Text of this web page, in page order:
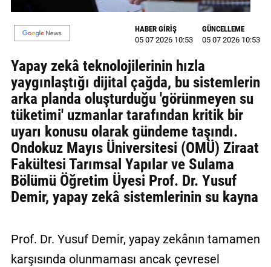
ULAŞIN
Künye
İletişim
Gizlilik
Politikası
HABER GİRİŞ
05 07 2026 10:53
GÜNCELLEME
05 07 2026 10:53
Yapay zekâ teknolojilerinin hızla
yaygınlaştığı dijital çağda, bu sistemlerin
arka planda oluşturduğu 'görünmeyen su
tüketimi' uzmanlar tarafından kritik bir
uyarı konusu olarak gündeme taşındı.
Ondokuz Mayıs Üniversitesi (OMÜ) Ziraat
Fakültesi Tarımsal Yapılar ve Sulama
Bölümü Öğretim Üyesi Prof. Dr. Yusuf
Demir, yapay zekâ sistemlerinin su kayna
Prof. Dr. Yusuf Demir, yapay zekânın tamamen
karşısında olunmaması ancak çevresel